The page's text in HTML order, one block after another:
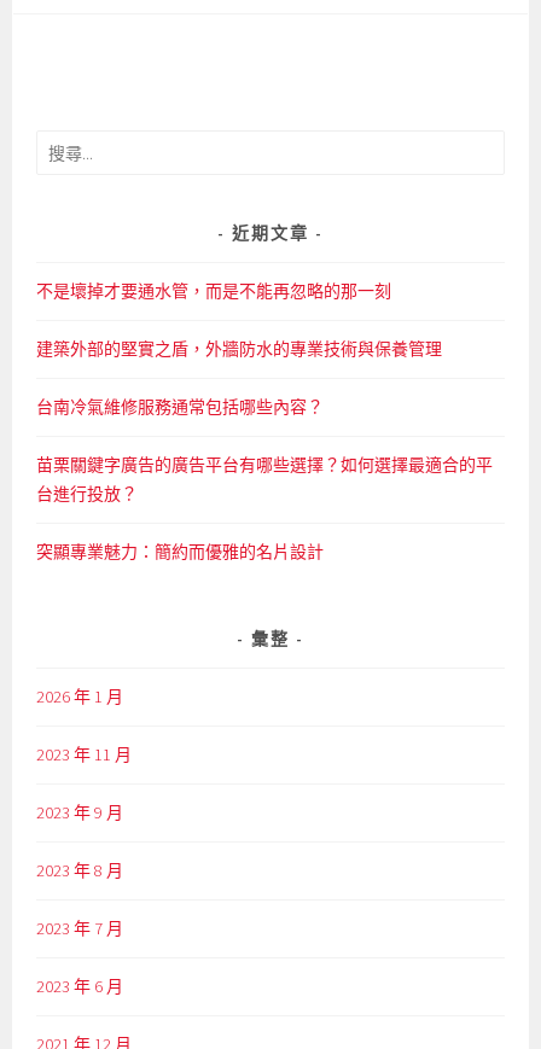
搜
近期文章
不是壞掉才要通水管，而是不能再忽略的那一刻
建築外部的堅實之盾，外牆防水的專業技術與保養管理
台南冷氣維修服務通常包括哪些內容？
苗栗關鍵字廣告的廣告平台有哪些選擇？如何選擇最適合的平
台進行投放？
突顯專業魅力：簡約而優雅的名片設計
彙整
2026 年 1 月
2023 年 11 月
2023 年 9 月
2023 年 8 月
2023 年 7 月
2023 年 6 月
2021 年 12 月